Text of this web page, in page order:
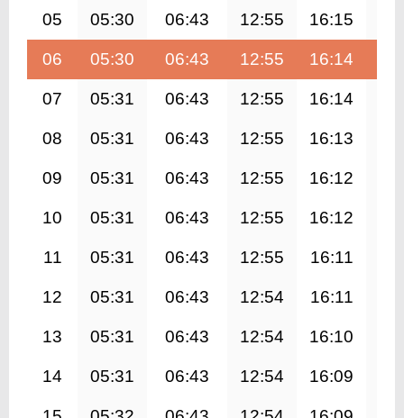
05 05:30 06:43 12:55 16:15
06 05:30 06:43 12:55 16:14
07 05:31 06:43 12:55 16:14
08 05:31 06:43 12:55 16:13
09 05:31 06:43 12:55 16:12
10 05:31 06:43 12:55 16:12
11 05:31 06:43 12:55 16:11
12 05:31 06:43 12:54 16:11
13 05:31 06:43 12:54 16:10
14 05:31 06:43 12:54 16:09